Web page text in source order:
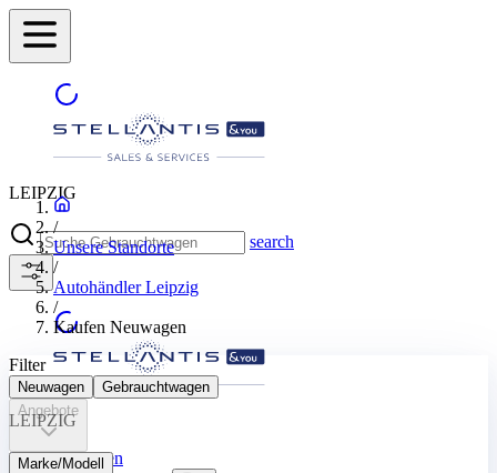
LEIPZIG
search
LEIPZIG
Stadt auswählen
/
Unsere Standorte
/
Autohändler Leipzig
/
Kaufen Neuwagen
Filter
Neuwagen
Gebrauchtwagen
Angebote
Marke/Modell